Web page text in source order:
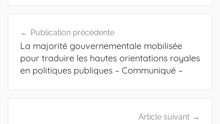
de
l’article
Publication précédente
La majorité gouvernementale mobilisée
pour traduire les hautes orientations royales
en politiques publiques – Communiqué –
Article suivant